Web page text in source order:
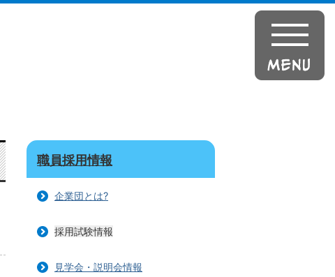
職員採用情報
企業団とは?
採用試験情報
見学会・説明会情報